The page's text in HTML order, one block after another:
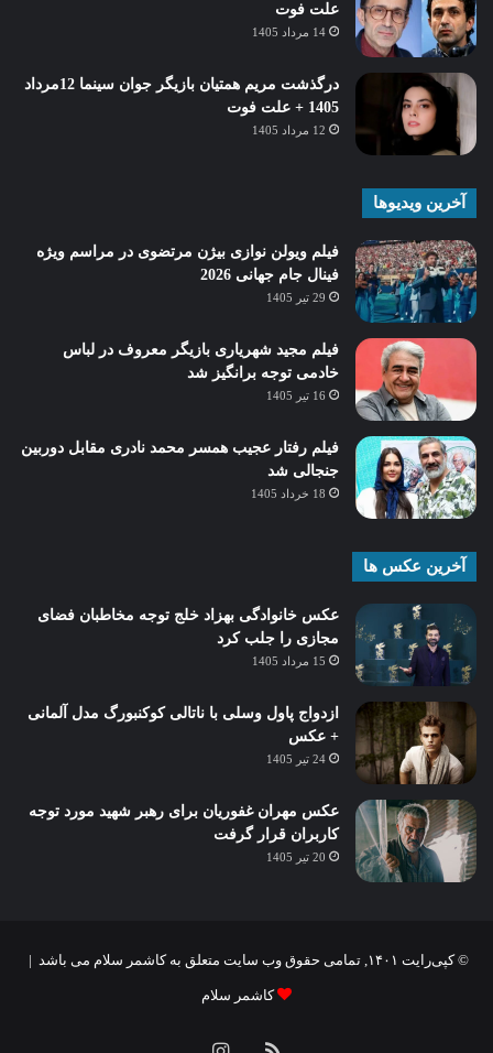
علت فوت
14 مرداد 1405
درگذشت مریم همتیان بازیگر جوان سینما 12مرداد
1405 + علت فوت
12 مرداد 1405
آخرین ویدیوها
فیلم ویولن نوازی بیژن مرتضوی در مراسم ویژه
فینال جام جهانی 2026
29 تیر 1405
فیلم مجید شهریاری بازیگر معروف در لباس
خادمی توجه برانگیز شد
16 تیر 1405
فیلم رفتار عجیب همسر محمد نادری مقابل دوربین
جنجالی شد
18 خرداد 1405
آخرین عکس ها
عکس خانوادگی بهزاد خلج توجه مخاطبان فضای
مجازی را جلب کرد
15 مرداد 1405
ازدواج پاول وسلی با ناتالی کوکنبورگ مدل آلمانی
+ عکس
24 تیر 1405
عکس مهران غفوریان برای رهبر شهید مورد توجه
کاربران قرار گرفت
20 تیر 1405
© کپی‌رایت ۱۴۰۱, تمامی حقوق وب سایت متعلق به کاشمر سلام می باشد |
کاشمر سلام